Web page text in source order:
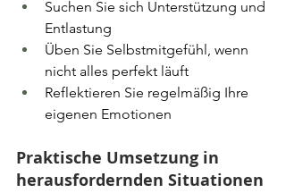
Suchen Sie sich Unterstützung und
Entlastung
Üben Sie Selbstmitgefühl, wenn
nicht alles perfekt läuft
Reflektieren Sie regelmäßig Ihre
eigenen Emotionen
Praktische Umsetzung in
herausfordernden Situationen